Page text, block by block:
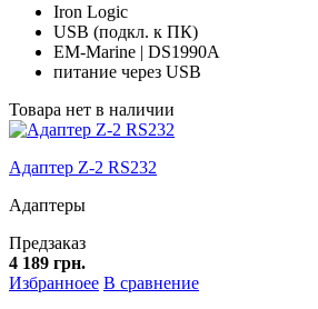
Iron Logic
USB (подкл. к ПК)
EM-Marine | DS1990A
питание через USB
Товара нет в наличии
Адаптер Z-2 RS232
Адаптеры
Предзаказ
4 189 грн.
Избранноее В сравнение